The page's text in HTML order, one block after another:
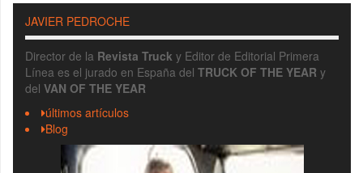
JAVIER PEDROCHE
Director de la Revista Truck y Editor de Editorial Primera
Línea es el jurado en España del TRUCK OF THE YEAR y
del VAN OF THE YEAR
últimos artículos
Blog